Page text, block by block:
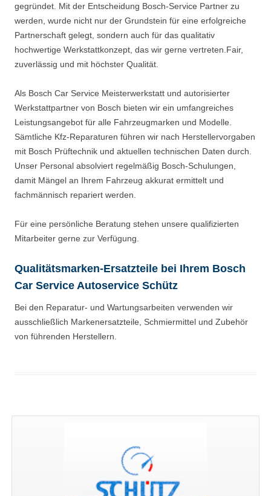
gegründet. Mit der Entscheidung Bosch-Service Partner zu
werden, wurde nicht nur der Grundstein für eine erfolgreiche
Partnerschaft gelegt, sondern auch für das qualitativ
hochwertige Werkstattkonzept, das wir gerne vertreten.Fair,
zuverlässig und mit höchster Qualität.
Als Bosch Car Service Meisterwerkstatt und autorisierter
Werkstattpartner von Bosch bieten wir ein umfangreiches
Leistungsangebot für alle Fahrzeugmarken und Modelle.
Sämtliche Kfz-Reparaturen führen wir nach Herstellervorgaben
mit Bosch Prüftechnik und aktuellen technischen Daten durch.
Unser Personal absolviert regelmäßig Bosch-Schulungen,
damit Mängel an Ihrem Fahrzeug akkurat ermittelt und
fachmännisch repariert werden.
Für eine persönliche Beratung stehen unsere qualifizierten
Mitarbeiter gerne zur Verfügung.
Qualitätsmarken-Ersatzteile bei Ihrem Bosch
Car Service Autoservice Schütz
Bei den Reparatur- und Wartungsarbeiten verwenden wir
ausschließlich Markenersatzteile, Schmiermittel und Zubehör
von führenden Herstellern.